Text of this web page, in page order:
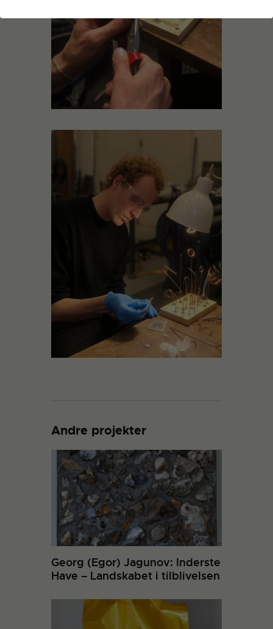
Andre projekter
Georg (Egor) Jagunov: Inderste
Have – Landskabet i tilblivelsen